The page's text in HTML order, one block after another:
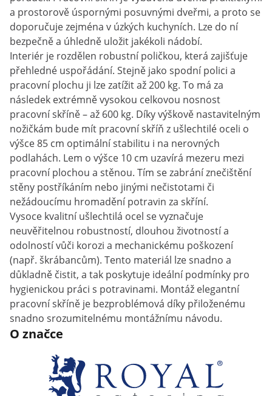
a prostorově úspornými posuvnými dveřmi, a proto se
doporučuje zejména v úzkých kuchyních. Lze do ní
bezpečně a úhledně uložit jakékoli nádobí.
Interiér je rozdělen robustní poličkou, která zajišťuje
přehledné uspořádání. Stejně jako spodní polici a
pracovní plochu ji lze zatížit až 200 kg. To má za
následek extrémně vysokou celkovou nosnost
pracovní skříně – až 600 kg. Díky výškově nastavitelným
nožičkám bude mít pracovní skříň z ušlechtilé oceli o
výšce 85 cm optimální stabilitu i na nerovných
podlahách. Lem o výšce 10 cm uzavírá mezeru mezi
pracovní plochou a stěnou. Tím se zabrání znečištění
stěny postříkáním nebo jinými nečistotami či
nežádoucímu hromadění potravin za skříní.
Vysoce kvalitní ušlechtilá ocel se vyznačuje
neuvěřitelnou robustností, dlouhou životností a
odolností vůči korozi a mechanickému poškození
(např. škrábancům). Tento materiál lze snadno a
důkladně čistit, a tak poskytuje ideální podmínky pro
hygienickou práci s potravinami. Montáž elegantní
pracovní skříně je bezproblémová díky přiloženému
snadno srozumitelnému montážnímu návodu.
O značce